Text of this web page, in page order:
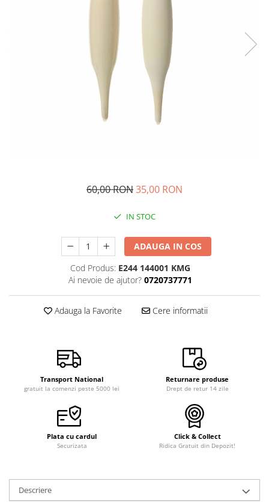
60,00 RON35,00 RON
IN STOC
ADAUGA IN COS
Cod Produs: E244 144001 KMG
Ai nevoie de ajutor? 0720737771
Adauga la Favorite Cere informatii
Transport National
gratuit la comenzi peste 5000 lei
Returnare produse
Drept de retur 14 zile
Plata cu cardul
Securizata
Click & Collect
Ridica Gratuit din Depozit!
Descriere